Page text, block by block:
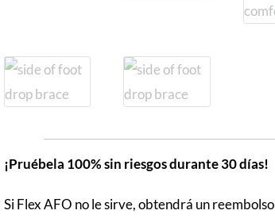
¡Pruébela 100% sin riesgos durante 30 días!
Si Flex AFO no le sirve, obtendrá un